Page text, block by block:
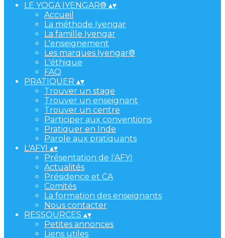
LE YOGA IYENGAR® ▴▾
Accueil
La méthode Iyengar
La famille Iyengar
L'enseignement
Les marques Iyengar®
L'éthique
FAQ
PRATIQUER ▴▾
Trouver un stage
Trouver un enseignant
Trouver un centre
Participer aux conventions
Pratiquer en Inde
Parole aux pratiquants
L'AFYI ▴▾
Présentation de l'AFYI
Actualités
Présidence et CA
Comités
La formation des enseignants
Nous contacter
RESSOURCES ▴▾
Petites annonces
Liens utiles